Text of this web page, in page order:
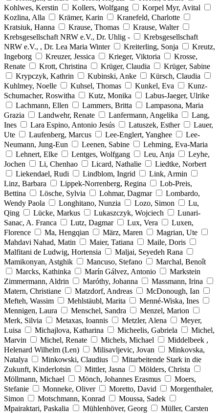
Kohlwes, Kerstin
Kollers, Wolfgang
Korpel Myr, Avital
Kozlina, Alla
Krämer, Karin
Kranefeld, Charlotte
Kratsiuk, Hanna
Krause, Thomas
Krause, Walter
Krebsgesellschaft NRW e.V., Dr. Uhlig -
Krebsgesellschaft
NRW e.V., , Dr. Lea Maria Winter
Kreiterling, Sonja
Kreutz,
Ingeborg
Kreuzer, Jessica Krieger, Viktoria
Krosse,
Renate
Krott, Christina Krüger, Claudia
Krüger, Sabine
Krypczyk, Kathrin
Kubinski, Anke
Kürsch, Claudia
Kuhlmey, Noelle
Kuhsel, Thomas Kunkel, Eva
Kunz-
Schumacher, Roswitha
Kutz, Monika
Labus-Jaeger, Ulrike
Lachmann, Ellen
Lammers, Britta
Lampasona, Maria
Grazia
Landwehr, Renate Lanfermann, Angelika
Lang,
Ines
Lara Espino, Antonio Jesús Latuszek, Esther
Lauer,
Ute
Laufenberg, Marcus Lee-Englert, Yanghee
Lee-
Neumann, Jung-Eun
Leenen, Sabine
Lehming, Eva-Maria
Lehnert, Elke
Lentges, Wolfgang Leu, Anja
Leyhe,
Jochen
Li, Chenhao Licard, Nathalie
Liedtke, Norbert
Liekendael, Rudi
Lindblom, Ingrid
Link, Armin
Linz, Barbara
Lippek-Norrenberg, Regina
Lob-Preis,
Bettina
Lösche, Sylvia Lohmar, Dagmar
Lombardo,
Wendy Paola
Longhitano, Nunzia Lozo, Simon
Lu,
Qing
Lücke, Markus Lukaszczyk, Wojciech
Lunari-
Sanac, A. Franca
Lutz, Dagmar Lux, Vera
Luxen,
Florence
Ma, Hengqian März, Maren
Magrian, Ute
Mahdavi Nahad, Matin
Maier, Tatiana
Maile, Doris
Malfitani de Ludwig, Hortensia
Maljai, Seyedeh Rana
Mamikonyan, Astghik
Mancuso, Stefano
Marchal, Benoît
Marcks, Kathinka
Marín Gálvez, Antonio
Markstein
Zimmermann, Aldrin
Maróthy, Johanna
Massmann, Irina
Matern, Christiane
Matzdorf, Andreas
McDonough, Ian
Mefteh, Wassim
Mehlstäubl, Marita
Menné-Wiska, Ines
Mennigen, Laura
Menschel, Sandra
Menzel, Marion
Merk, Silvia
Metaxas, Ioannis Metzler, Alena
Meyer,
Luisa
Michajlova, Katharina Micheelis, Gabriela
Michel,
Marvin
Michel, Renate Michels, Michael
Middelbeek ,
Helenard Wilhelm (Len)
Milisavljevic, Jovan
Minkovska,
Natalya
Minkowski, Claudius
Mitarbeitende Stark in die
Zukunft, Kinderlotsin
Mittler, Jasna
Mölders, Christa
Möllmann, Michael
Mönch, Johannes Erasmus
Moers,
Stefanie
Monneke, Oliver Moretto, David
Morgenthaler,
Simon
Motschmann, Konrad
Moussa, Sadek
Mpairaktari, Paskalia
Mühlenhöver, Georg
Müller, Carsten